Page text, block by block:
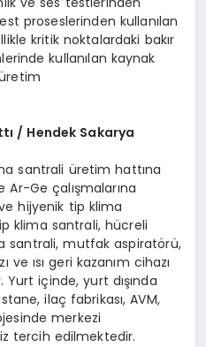
proseslerinden kullanılan
kritik noktalardaki bakır
kullanılan kaynak
/ Hendek Sakarya
santrali üretim hattına
Ge çalışmalarına
hijyenik tip klima
klima santrali, hücreli
santrali, mutfak aspiratörü,
ve ısı geri kazanım cihazı
içinde, yurt dışında
ilaç fabrikası, AVM,
merkezi
tercih edilmektedir.